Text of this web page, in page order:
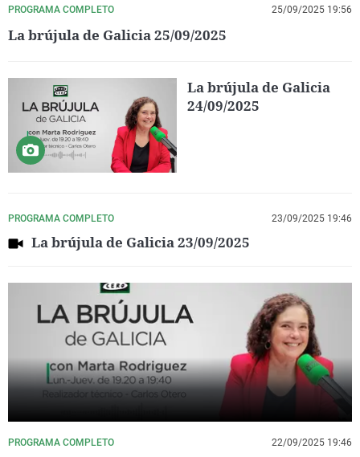
PROGRAMA COMPLETO 25/09/2025 19:56
La brújula de Galicia 25/09/2025
La brújula de Galicia
24/09/2025
PROGRAMA COMPLETO 23/09/2025 19:46
La brújula de Galicia 23/09/2025
PROGRAMA COMPLETO 22/09/2025 19:46